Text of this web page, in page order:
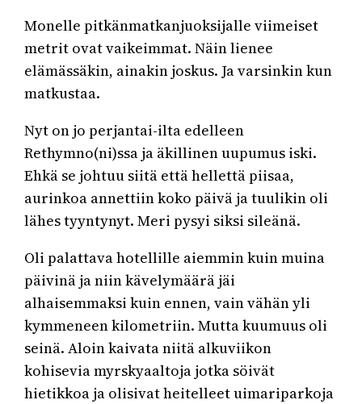
Monelle pitkänmatkanjuoksijalle viimeiset
metrit ovat vaikeimmat. Näin lienee
elämässäkin, ainakin joskus. Ja varsinkin kun
matkustaa.
Nyt on jo perjantai-ilta edelleen
Rethymno(ni)ssa ja äkillinen uupumus iski.
Ehkä se johtuu siitä että hellettä piisaa,
aurinkoa annettiin koko päivä ja tuulikin oli
lähes tyyntynyt. Meri pysyi siksi sileänä.
Oli palattava hotellille aiemmin kuin muina
päivinä ja niin kävelymäärä jäi
alhaisemmaksi kuin ennen, vain vähän yli
kymmeneen kilometriin. Mutta kuumuus oli
seinä. Aloin kaivata niitä alkuviikon
kohisevia myrskyaaltoja jotka söivät
hietikkoa ja olisivat heitelleet uimariparkoja